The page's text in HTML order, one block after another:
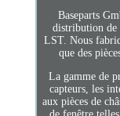
Baseparts
distribution de
LST. Nous
que des
La gamme de
capteurs, les
aux pièces de